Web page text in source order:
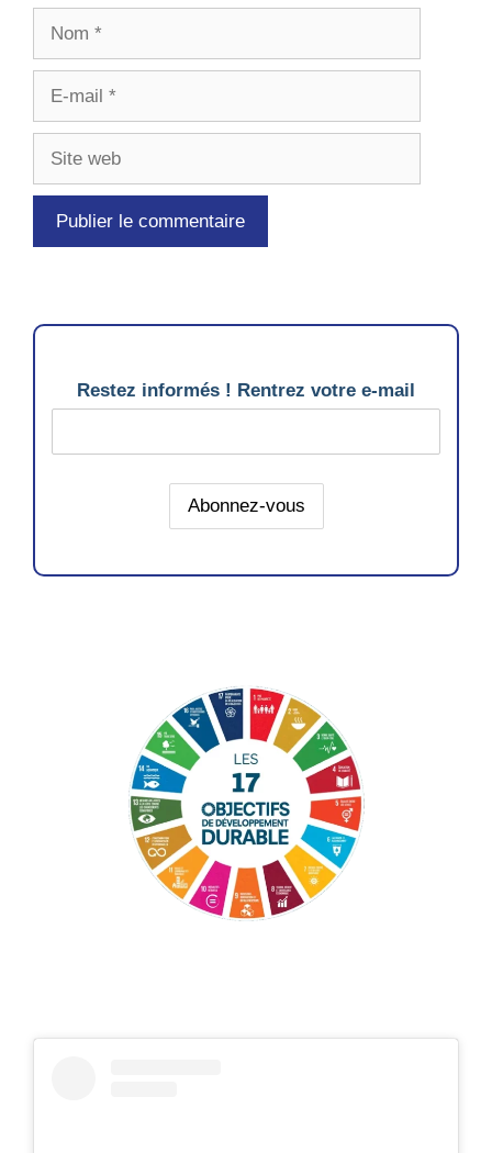
Restez informés ! Rentrez votre e-mail